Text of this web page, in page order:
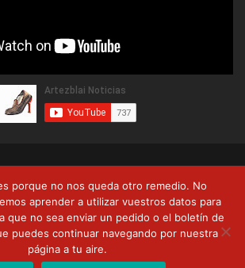
Términos y condiciones
Formas de pago
Envíos y devoluciones
RSS Facebook
TwitterYouTube
porque no nos queda otro remedio. No
aprender a utilizar vuestros datos para
que no sea enviar un pedido o el boletín de
puedes continuar navegando por nuestra
página a tu aire.